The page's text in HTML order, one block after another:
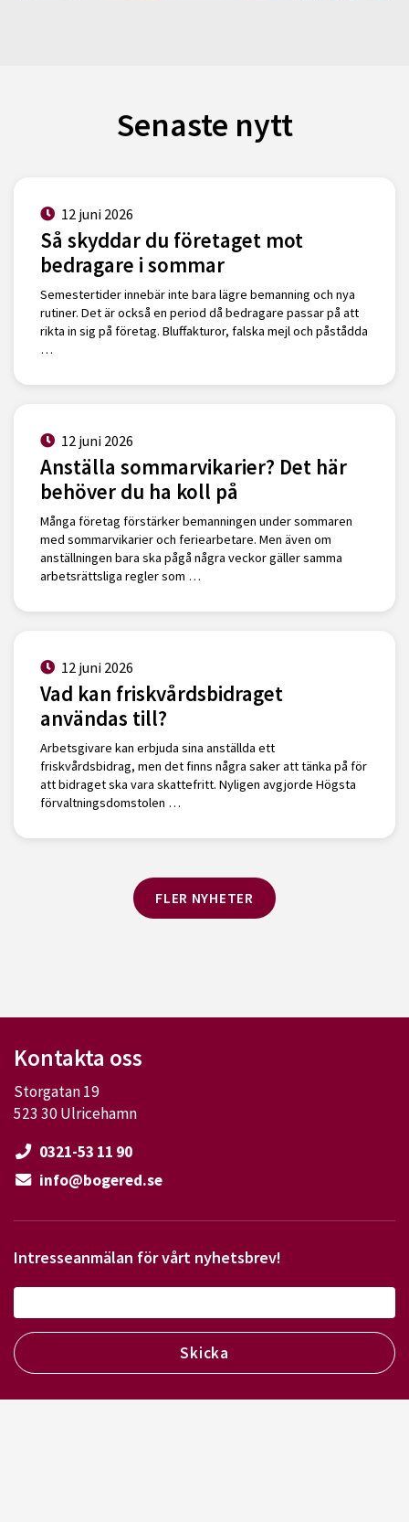
Senaste nytt
12 juni 2026
Så skyddar du företaget mot
bedragare i sommar
Semestertider innebär inte bara lägre bemanning och nya
rutiner. Det är också en period då bedragare passar på att
rikta in sig på företag. Bluffakturor, falska mejl och påstådda
…
12 juni 2026
Anställa sommarvikarier? Det här
behöver du ha koll på
Många företag förstärker bemanningen under sommaren
med sommarvikarier och feriearbetare. Men även om
anställningen bara ska pågå några veckor gäller samma
arbetsrättsliga regler som …
12 juni 2026
Vad kan friskvårdsbidraget
användas till?
Arbetsgivare kan erbjuda sina anställda ett
friskvårdsbidrag, men det finns några saker att tänka på för
att bidraget ska vara skattefritt. Nyligen avgjorde Högsta
förvaltningsdomstolen …
FLER NYHETER
Kontakta oss
Storgatan 19
523 30 Ulricehamn
0321-53 11 90
info@bogered.se
Intresseanmälan för vårt nyhetsbrev!